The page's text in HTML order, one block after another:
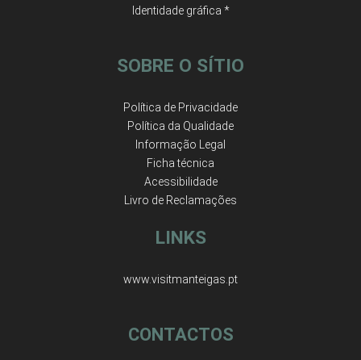
Identidade gráfica *
SOBRE O SÍTIO
Política de Privacidade
Política da Qualidade
Informação Legal
Ficha técnica
Acessibilidade
Livro de Reclamações
LINKS
www.visitmanteigas.pt
CONTACTOS